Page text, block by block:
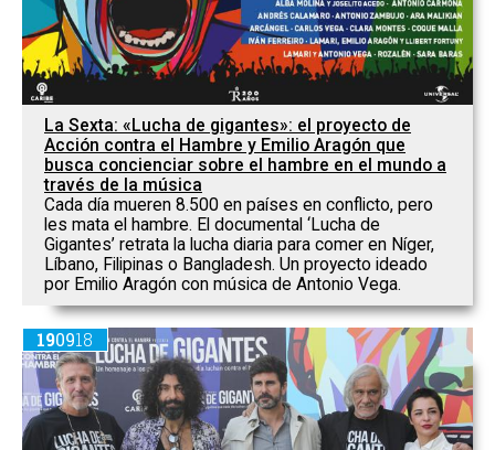
La Sexta: «Lucha de gigantes»: el proyecto de
Acción contra el Hambre y Emilio Aragón que
busca concienciar sobre el hambre en el mundo a
través de la música
Cada día mueren 8.500 en países en conflicto, pero
les mata el hambre. El documental ‘Lucha de
Gigantes’ retrata la lucha diaria para comer en Níger,
Líbano, Filipinas o Bangladesh. Un proyecto ideado
por Emilio Aragón con música de Antonio Vega.
190918